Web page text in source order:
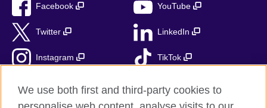
Facebook YouTube
Twitter LinkedIn
Instagram TikTok
We use both first and third-party cookies to